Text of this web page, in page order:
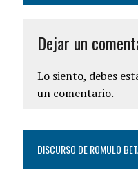
Dejar un
Lo siento, debes
un comentario.
DISCURSO DE ROMULO